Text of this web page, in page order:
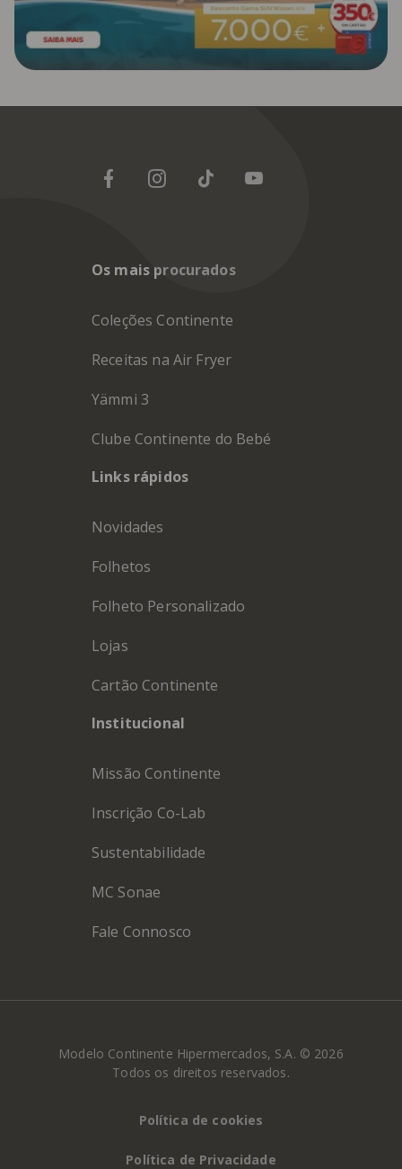
Os mais procurados
Coleções Continente
Receitas na Air Fryer
Yämmi 3
Clube Continente do Bebé
Links rápidos
Novidades
Folhetos
Folheto Personalizado
Lojas
Cartão Continente
Institucional
Missão Continente
Inscrição Co-Lab
Sustentabilidade
MC Sonae
Fale Connosco
Modelo Continente Hipermercados, S.A. © 2026
Todos os direitos reservados.
Política de cookies
Política de Privacidade